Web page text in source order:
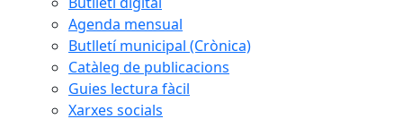
Agenda mensual
Butlletí municipal (Crònica)
Catàleg de publicacions
Guies lectura fàcil
Xarxes socials